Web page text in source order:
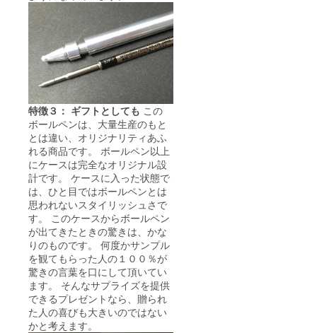
特徴３： ギフトとしても この
ボールペンは、大量生産のもと
とは違い、オリジナリティあふ
れる商品です。 ボールペン以上
にケースは完全なオリジナル設
計です。 ケースに入った状態で
は、ひと目ではボールペンとは
思われないスタイリッシュさで
す。 このケースからボールペン
が出てきたときの驚きは、かな
りのものです。 何度かサンプル
を観てもらった人の１００％が
驚きの言葉を口にして頂いてい
ます。 そんなサプライズを提供
できるプレゼントなら、贈られ
た人の喜びも大きいのではない
かと考えます。